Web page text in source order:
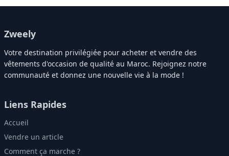
Zweely
Votre destination privilégiée pour acheter et vendre des
vêtements d'occasion de qualité au Maroc. Rejoignez notre
communauté et donnez une nouvelle vie à la mode !
Liens Rapides
Accueil
Vendre un article
Comment ça marche ?